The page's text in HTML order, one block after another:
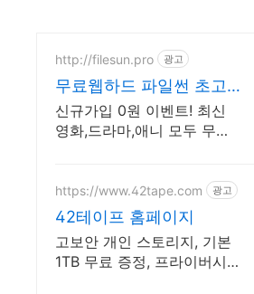
http://filesun.pro 광고
무료웹하드 파일썬 초고
속, 4K 실시간 보기!
신규가입 0원 이벤트! 최신
영화,드라마,애니 모두 무료!
https://www.42tape.com 광고
42테이프 홈페이지
고보안 개인 스토리지, 기본
1TB 무료 증정, 프라이버시를